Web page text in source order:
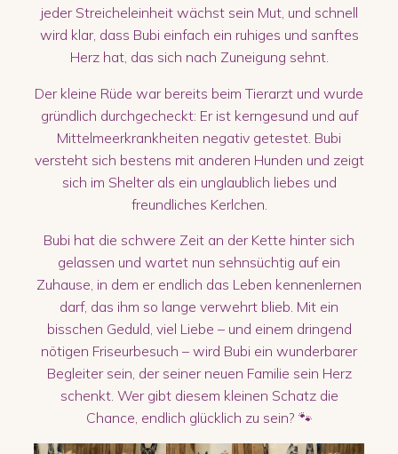
jeder Streicheleinheit wächst sein Mut, und schnell
wird klar, dass Bubi einfach ein ruhiges und sanftes
Herz hat, das sich nach Zuneigung sehnt.
Der kleine Rüde war bereits beim Tierarzt und wurde
gründlich durchgecheckt: Er ist kerngesund und auf
Mittelmeerkrankheiten negativ getestet. Bubi
versteht sich bestens mit anderen Hunden und zeigt
sich im Shelter als ein unglaublich liebes und
freundliches Kerlchen.
Bubi hat die schwere Zeit an der Kette hinter sich
gelassen und wartet nun sehnsüchtig auf ein
Zuhause, in dem er endlich das Leben kennenlernen
darf, das ihm so lange verwehrt blieb. Mit ein
bisschen Geduld, viel Liebe – und einem dringend
nötigen Friseurbesuch – wird Bubi ein wunderbarer
Begleiter sein, der seiner neuen Familie sein Herz
schenkt. Wer gibt diesem kleinen Schatz die
Chance, endlich glücklich zu sein? 🐾